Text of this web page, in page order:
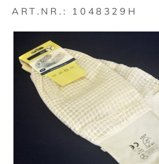
ART.NR.: 1048329H